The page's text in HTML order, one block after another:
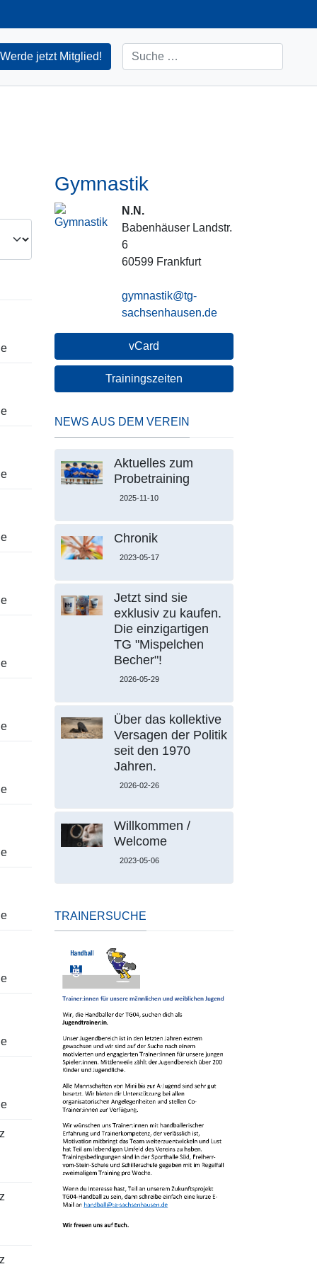
Werde jetzt Mitglied! Suchen
Gymnastik
N.N.
Babenhäuser Landstr.
6
60599 Frankfurt
gymnastik@tg-
sachsenhausen.de
vCard
Trainingszeiten
NEWS AUS DEM VEREIN
Aktuelles zum
Probetraining
2025-11-10
Chronik
2023-05-17
Jetzt sind sie
exklusiv zu kaufen.
Die einzigartigen
TG "Mispelchen
Becher"!
2026-05-29
Über das kollektive
Versagen der Politik
seit den 1970
Jahren.
2026-02-26
Willkommen /
Welcome
2023-05-06
TRAINERSUCHE